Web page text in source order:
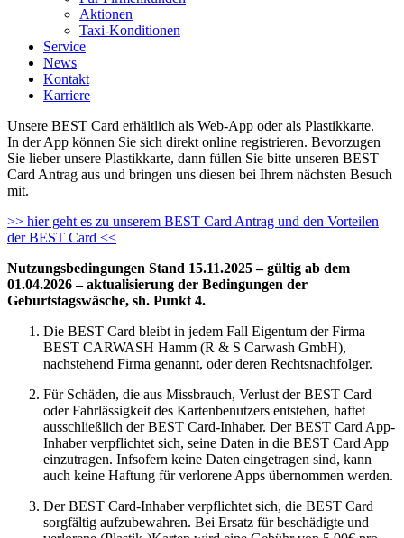
Aktionen
Taxi-Konditionen
Service
News
Kontakt
Karriere
Unsere BEST Card erhältlich als Web-App oder als Plastikkarte.
In der App können Sie sich direkt online registrieren. Bevorzugen
Sie lieber unsere Plastikkarte, dann füllen Sie bitte unseren BEST
Card Antrag aus und bringen uns diesen bei Ihrem nächsten Besuch
mit.
>> hier geht es zu unserem BEST Card Antrag und den Vorteilen
der BEST Card <<
Nutzungsbedingungen Stand 15.11.2025 – gültig ab dem
01.04.2026 – aktualisierung der Bedingungen der
Geburtstagswäsche, sh. Punkt 4.
Die BEST Card bleibt in jedem Fall Eigentum der Firma
BEST CARWASH Hamm (R & S Carwash GmbH),
nachstehend Firma genannt, oder deren Rechtsnachfolger.
Für Schäden, die aus Missbrauch, Verlust der BEST Card
oder Fahrlässigkeit des Kartenbenutzers entstehen, haftet
ausschließlich der BEST Card-Inhaber. Der BEST Card App-
Inhaber verpflichtet sich, seine Daten in die BEST Card App
einzutragen. Infsofern keine Daten eingetragen sind, kann
auch keine Haftung für verlorene Apps übernommen werden.
Der BEST Card-Inhaber verpflichtet sich, die BEST Card
sorgfältig aufzubewahren. Bei Ersatz für beschädigte und